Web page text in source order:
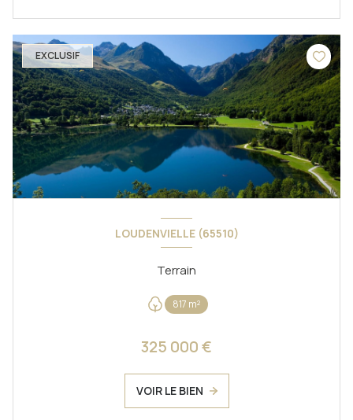
EXCLUSIF
LOUDENVIELLE (65510)
Terrain
817 m²
325 000 €
VOIR LE BIEN